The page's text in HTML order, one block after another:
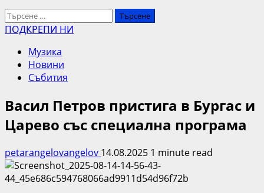
Търсене
за:
ПОДКРЕПИ НИ
Музика
Новини
Събития
Васил Петров пристига в Бургас и
Царево със специална програма
petarangelovangelov 14.08.2025 1 minute read